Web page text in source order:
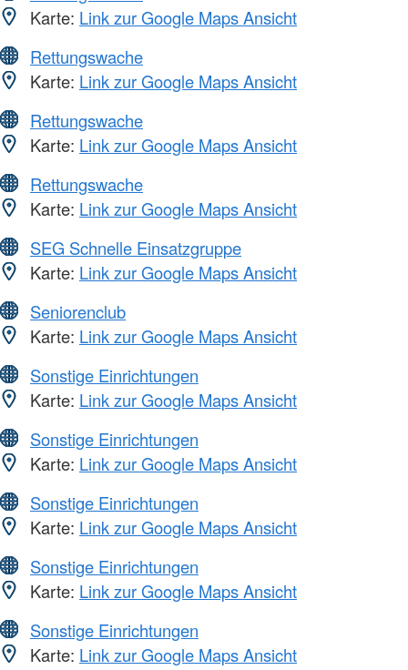
Karte: Link zur Google Maps Ansicht
Rettungswache
Karte: Link zur Google Maps Ansicht
Rettungswache
Karte: Link zur Google Maps Ansicht
Rettungswache
Karte: Link zur Google Maps Ansicht
SEG Schnelle Einsatzgruppe
Karte: Link zur Google Maps Ansicht
Seniorenclub
Karte: Link zur Google Maps Ansicht
Sonstige Einrichtungen
Karte: Link zur Google Maps Ansicht
Sonstige Einrichtungen
Karte: Link zur Google Maps Ansicht
Sonstige Einrichtungen
Karte: Link zur Google Maps Ansicht
Sonstige Einrichtungen
Karte: Link zur Google Maps Ansicht
Sonstige Einrichtungen
Karte: Link zur Google Maps Ansicht